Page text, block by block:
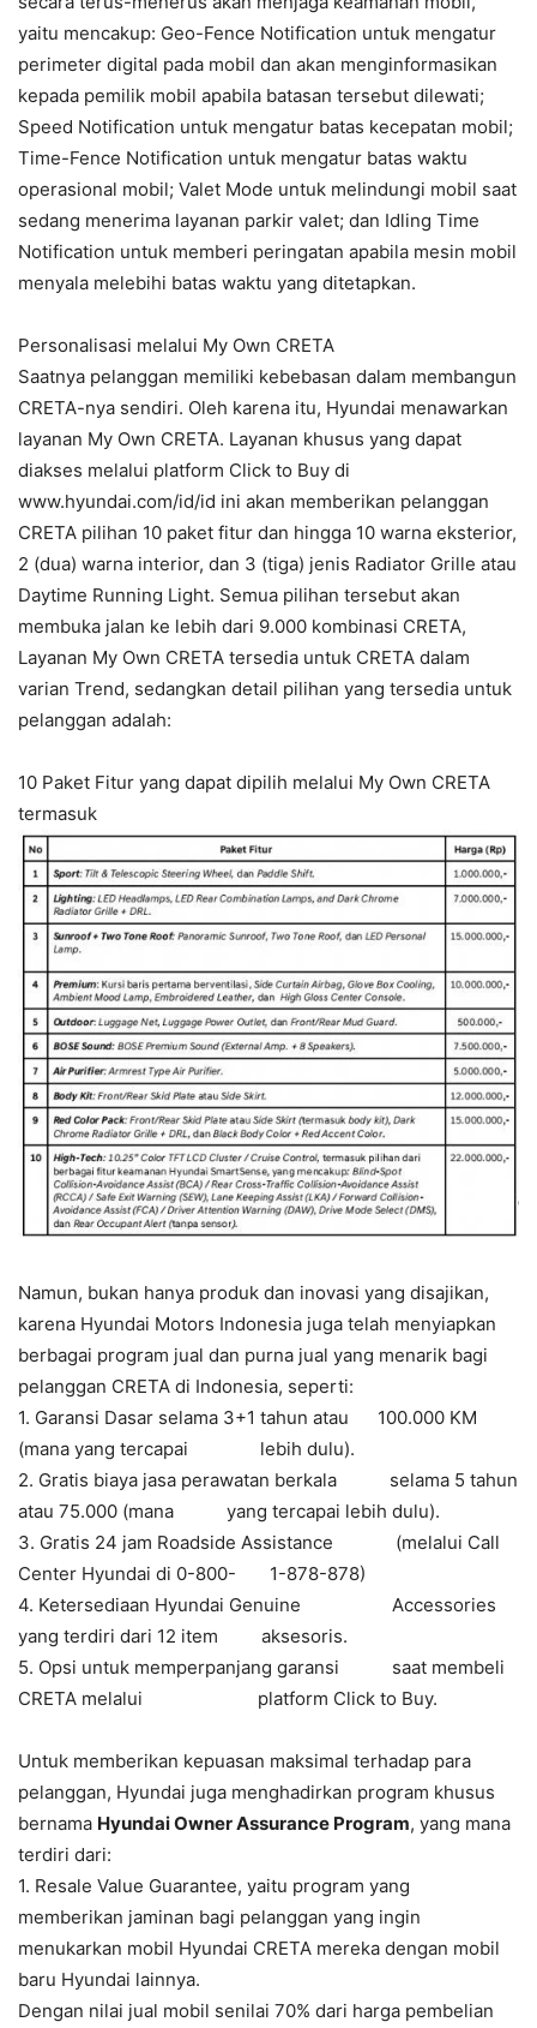
yaitu mencakup: Geo-Fence Notification untuk mengatur
perimeter digital pada mobil dan akan menginformasikan
kepada pemilik mobil apabila batasan tersebut dilewati;
Speed Notification untuk mengatur batas kecepatan mobil;
Time-Fence Notification untuk mengatur batas waktu
operasional mobil; Valet Mode untuk melindungi mobil saat
sedang menerima layanan parkir valet; dan Idling Time
Notification untuk memberi peringatan apabila mesin mobil
menyala melebihi batas waktu yang ditetapkan.
Personalisasi melalui My Own CRETA
Saatnya pelanggan memiliki kebebasan dalam membangun
CRETA-nya sendiri. Oleh karena itu, Hyundai menawarkan
layanan My Own CRETA. Layanan khusus yang dapat
diakses melalui platform Click to Buy di
www.hyundai.com/id/id ini akan memberikan pelanggan
CRETA pilihan 10 paket fitur dan hingga 10 warna eksterior,
2 (dua) warna interior, dan 3 (tiga) jenis Radiator Grille atau
Daytime Running Light. Semua pilihan tersebut akan
membuka jalan ke lebih dari 9.000 kombinasi CRETA,
Layanan My Own CRETA tersedia untuk CRETA dalam
varian Trend, sedangkan detail pilihan yang tersedia untuk
pelanggan adalah:
10 Paket Fitur yang dapat dipilih melalui My Own CRETA
termasuk
Namun, bukan hanya produk dan inovasi yang disajikan,
karena Hyundai Motors Indonesia juga telah menyiapkan
berbagai program jual dan purna jual yang menarik bagi
pelanggan CRETA di Indonesia, seperti:
1. Garansi Dasar selama 3+1 tahun atau 100.000 KM
(mana yang tercapai lebih dulu).
2. Gratis biaya jasa perawatan berkala selama 5 tahun
atau 75.000 (mana yang tercapai lebih dulu).
3. Gratis 24 jam Roadside Assistance (melalui Call
Center Hyundai di 0-800- 1-878-878)
4. Ketersediaan Hyundai Genuine Accessories
yang terdiri dari 12 item aksesoris.
5. Opsi untuk memperpanjang garansi saat membeli
CRETA melalui platform Click to Buy.
Untuk memberikan kepuasan maksimal terhadap para
pelanggan, Hyundai juga menghadirkan program khusus
bernama Hyundai Owner Assurance Program, yang mana
terdiri dari:
1. Resale Value Guarantee, yaitu program yang
memberikan jaminan bagi pelanggan yang ingin
menukarkan mobil Hyundai CRETA mereka dengan mobil
baru Hyundai lainnya.
Dengan nilai jual mobil senilai 70% dari harga pembelian